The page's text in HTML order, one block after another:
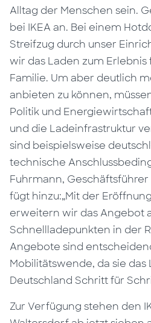
Alltag der Menschen sein.
bei IKEA an. Bei einem
Streifzug durch unser
wir das Laden zum
Familie. Um aber deutlich
anbieten zu können,
Politik und
und die Ladeinfrastruktur
sind beispielsweise
technische
Fuhrmann,
fügt hinzu:„Mit der
erweitern wir das Angebot
Schnellladepunkten in der
Angebote sind
Mobilitätswende, da sie das
Deutschland Schritt für
Zur Verfügung stehen den